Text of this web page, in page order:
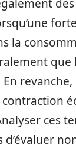
la
que
ces
d’évaluer